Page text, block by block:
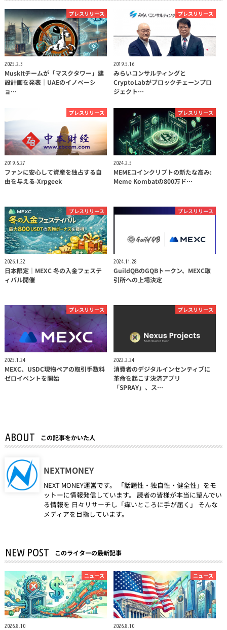
プレスリリース
2025.2.3
MuskItチームが「マスクタワー」建
設計画を発表｜UAEのイノベーシ
ョ…
プレスリリース
2019.5.16
みらいコンサルティングと
CryptoLabがブロックチェーンプロ
ジェクト…
プレスリリース
2019.6.27
ファンに安心して資産を独占する自
由を与える-Xrpgeek
プレスリリース
2024.2.5
MEMEコインクリプトの新たな高み:
Meme Kombatの800万ド…
プレスリリース
2026.1.22
日本限定｜MEXC 冬の入金フェステ
ィバル開催
プレスリリース
2024.11.28
GuildQBのGQBトークン、MEXC取
引所への上場決定
プレスリリース
2025.1.24
MEXC、USDC現物ペアの取引⼿数料
ゼロイベントを開始
プレスリリース
2022.2.24
消費者のデジタルインセンティブに
革命を起こす決済アプリ
「SPRAY」、ス…
ABOUT この記事をかいた人
NEXTMONEY
NEXT MONEY運営です。 「話題性・独自性・健全性」をモ
ットーに情報発信しています。 読者の皆様が本当に望んでい
る情報を 日々リサーチし「痒いところに手が届く」 そんな
メディアを目指しています。
NEW POST このライターの最新記事
ニュース
2026.8.10
ニュース
2026.8.10